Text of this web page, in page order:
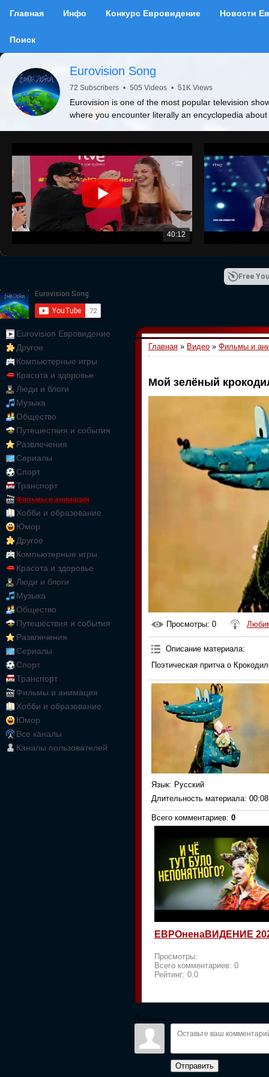
Главная Инфо Конкурс Евровидение Новости
Поиск
Eurovision Song
72 Subscribers • 505 Videos • 51K Views
Eurovision is one of the most popular television
where you encounter literally an encyclopedia
40:12
Free
Eurovision Евровидение
Другое
Компьютерные игры
Красота и здоровье
Люди и блоги
Музыка
Общество
Путешествия и события
Развлечения
Сериалы
Спорт
Транспорт
Фильмы и анимация
Хобби и образование
Юмор
Другое
Компьютерные игры
Красота и здоровье
Люди и блоги
Музыка
Общество
Путешествия и события
Развлечения
Сериалы
Спорт
Транспорт
Фильмы и анимация
Хобби и образование
Юмор
Все каналы
Каналы пользователей
Главная » Видео » Фильмы и
Мой зелёный
Просмотры: 0
Описание материала:
Поэтическая притча о
Язык: Русский
Длительность материала:
Всего комментариев: 0
ЕВРОненаВИДЕНИЕ
Просмотры:
Всего комментариев: 0
Рейтинг: 0.0
Войдите:
Отправить